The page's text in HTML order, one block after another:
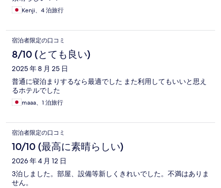
Kenji、4 泊旅行
宿泊者限定の口コミ
8/10 (とても良い)
2025 年 8 月 25 日
普通に寝泊まりするなら最適でした また利用してもいいと思え
るホテルでした
maaa、1 泊旅行
宿泊者限定の口コミ
10/10 (最高に素晴らしい)
2026 年 4 月 12 日
3泊しました。部屋、設備等新しくきれいでした。不満はありま
せん。